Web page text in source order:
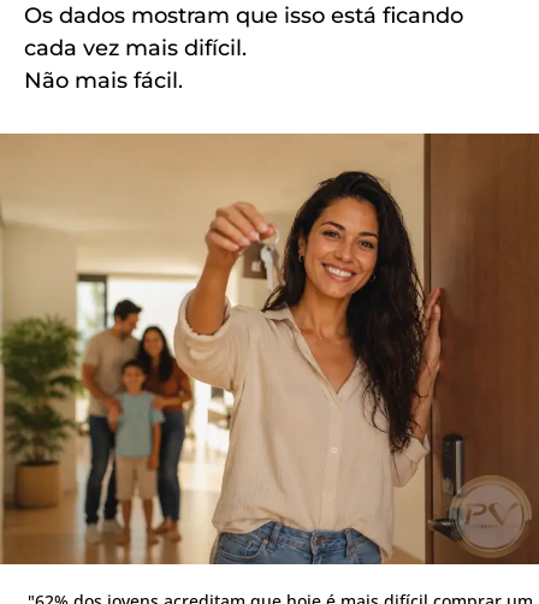
Os dados mostram que isso está ficando
cada vez mais difícil.
Não mais fácil.